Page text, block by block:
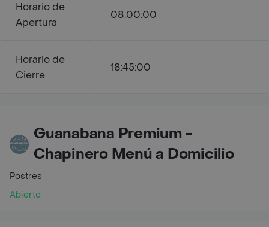
Horario de
Apertura
08:00:00
Horario de
Cierre
18:45:00
Guanabana Premium -
Chapinero Menú a Domicilio
Postres
Abierto